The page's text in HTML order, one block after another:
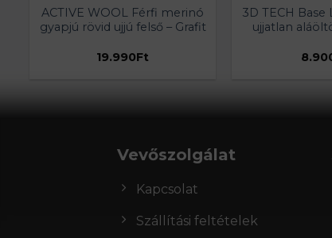
ACTIVE WOOL Férfi merinó
gyapjú rövid ujjú felső – Grafit
19.990Ft
3D TECH Base
ujjatlan
Vevőszolgálat
Kapcsolat
Szállítási feltételek